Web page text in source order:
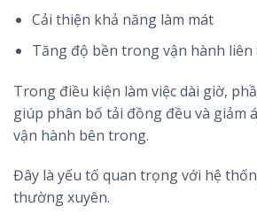
Cải thiện khả năng làm mát
Tăng độ bền trong vận hành liên
Trong điều kiện làm việc dài giờ,
giúp phân bố tải đồng đều và giảm
vận hành bên trong.
Đây là yếu tố quan trọng với hệ
thường xuyên.